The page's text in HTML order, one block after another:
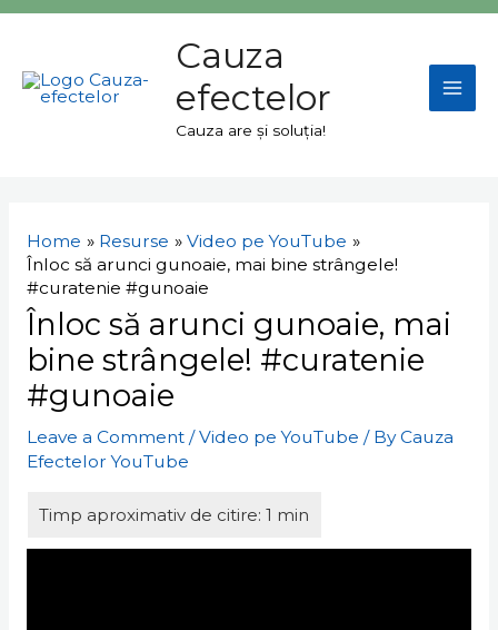
Skip
content
Cauza
efectelor
Cauza are și soluția!
Home Resurse
Video pe YouTube
Înloc să arunci gunoaie, mai bine strângele!
#curatenie #gunoaie
Înloc să arunci gunoaie, mai
bine strângele! #curatenie
#gunoaie
Leave a Comment /Video pe YouTube / ByCauza
Efectelor YouTube
articole